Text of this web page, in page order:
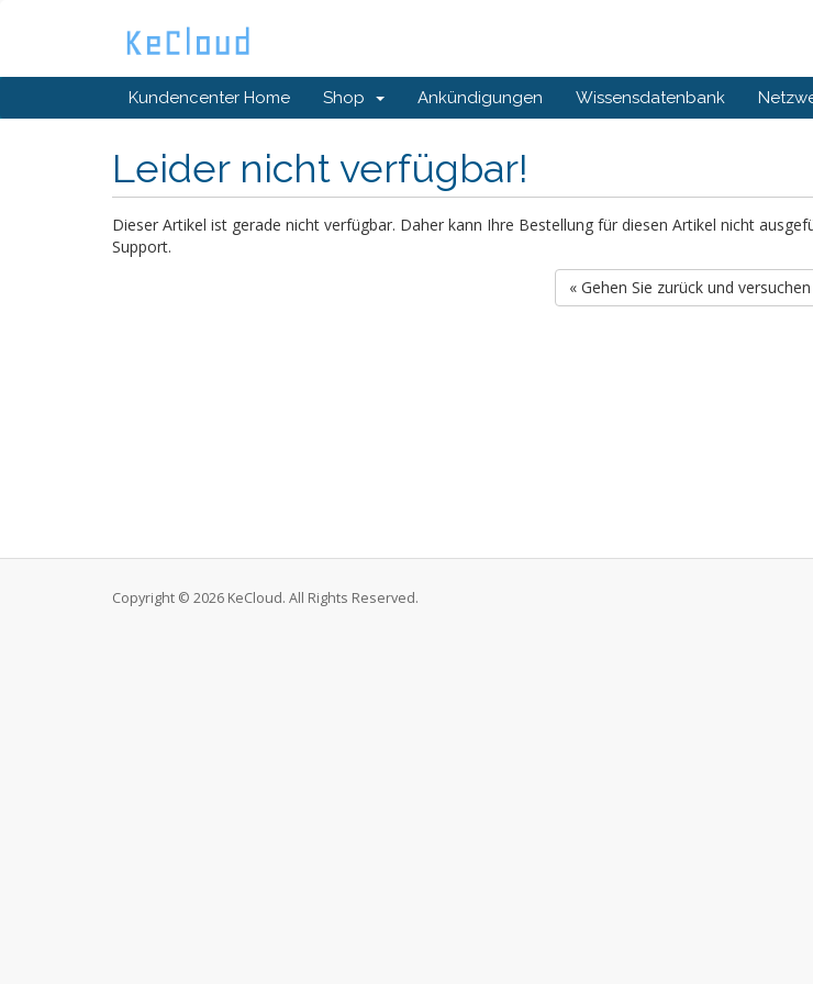
Kundencenter Home Shop Ankündigungen Wissensdatenbank
Leider nicht verfügbar!
Dieser Artikel ist gerade nicht verfügbar. Daher kann Ihre Bestellung für diesen Artikel nicht
Support.
« Gehen Sie zurück und
Copyright © 2026 KeCloud. All Rights Reserved.